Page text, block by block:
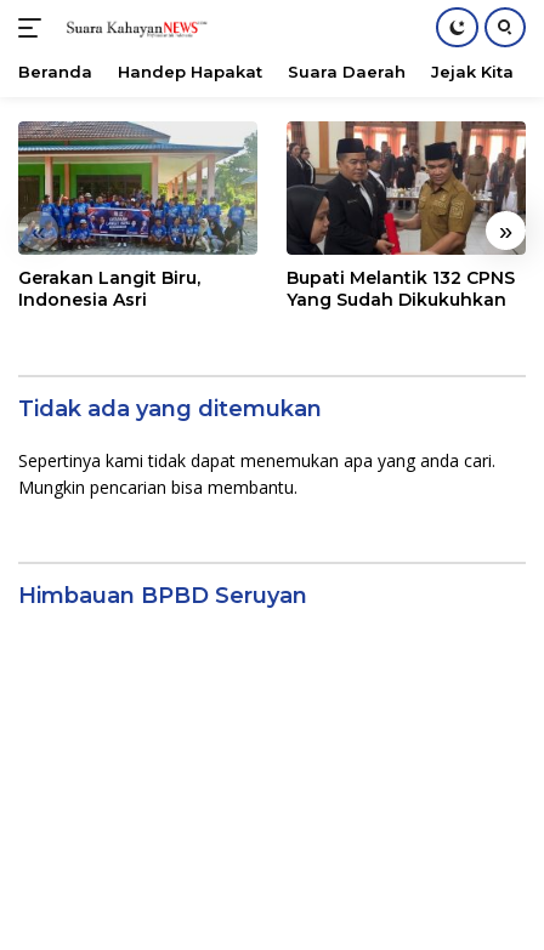
konten
Beranda Handep Hapakat Suara Daerah Jejak Kita
« »
Gerakan Langit Biru,
Indonesia Asri
Bupati Melantik 132 CPNS
Yang Sudah Dikukuhkan
Tidak ada yang ditemukan
Sepertinya kami tidak dapat menemukan apa yang anda cari.
Mungkin pencarian bisa membantu.
Himbauan BPBD Seruyan